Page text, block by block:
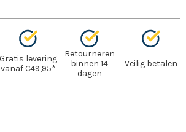
Gratis levering
vanaf €49,95*
Retourneren
binnen 14
dagen
Veilig betalen